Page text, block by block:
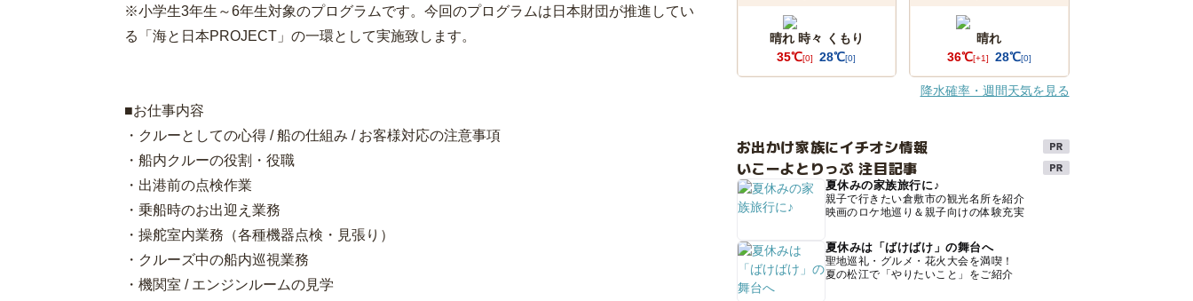
※小学生3年生～6年生対象のプログラムです。今回のプログラムは日本財団が推進してい
る「海と日本PROJECT」の一環として実施致します。
■お仕事内容
・クルーとしての心得 / 船の仕組み / お客様対応の注意事項
・船内クルーの役割・役職
・出港前の点検作業
・乗船時のお出迎え業務
・操舵室内業務（各種機器点検・見張り）
・クルーズ中の船内巡視業務
・機関室 / エンジンルームの見学
晴れ 時々 くもり
35℃[0] 28℃[0]
晴れ
36℃[+1] 28℃[0]
降水確率・週間天気を見る
お出かけ家族にイチオシ情報
いこーよとりっぷ 注目記事
夏休みの家族旅行に♪
親子で行きたい倉敷市の観光名所を紹介
映画のロケ地巡り＆親子向けの体験充実
夏休みは「ばけばけ」の舞台へ
聖地巡礼・グルメ・花火大会を満喫！
夏の松江で「やりたいこと」をご紹介